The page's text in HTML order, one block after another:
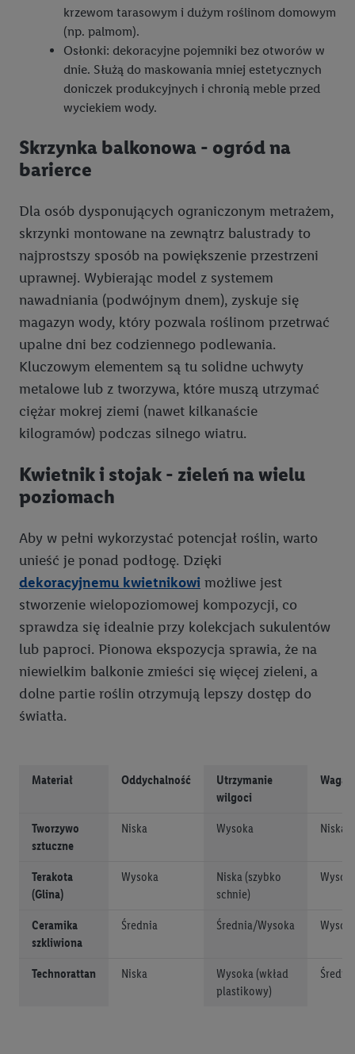
krzewom tarasowym i dużym roślinom domowym
(np. palmom).
Osłonki: dekoracyjne pojemniki bez otworów w
dnie. Służą do maskowania mniej estetycznych
doniczek produkcyjnych i chronią meble przed
wyciekiem wody.
Skrzynka balkonowa - ogród na
barierce
Dla osób dysponujących ograniczonym metrażem,
skrzynki montowane na zewnątrz balustrady to
najprostszy sposób na powiększenie przestrzeni
uprawnej. Wybierając model z systemem
nawadniania (podwójnym dnem), zyskuje się
magazyn wody, który pozwala roślinom przetrwać
upalne dni bez codziennego podlewania.
Kluczowym elementem są tu solidne uchwyty
metalowe lub z tworzywa, które muszą utrzymać
ciężar mokrej ziemi (nawet kilkanaście
kilogramów) podczas silnego wiatru.
Kwietnik i stojak - zieleń na wielu
poziomach
Aby w pełni wykorzystać potencjał roślin, warto
unieść je ponad podłogę. Dzięki
dekoracyjnemu kwietnikowi możliwe jest
stworzenie wielopoziomowej kompozycji, co
sprawdza się idealnie przy kolekcjach sukulentów
lub paproci. Pionowa ekspozycja sprawia, że na
niewielkim balkonie zmieści się więcej zieleni, a
dolne partie roślin otrzymują lepszy dostęp do
światła.
Materiał Oddychalność
Utrzymanie
wilgoci
Waga
Tworzywo
sztuczne
Niska Wysoka Niska
Terakota
(Glina)
Wysoka
Niska (szybko
schnie)
Ceramika
szkliwiona
Średnia Średnia/Wysoka
Technorattan Niska
Wysoka (wkład
plastikowy)